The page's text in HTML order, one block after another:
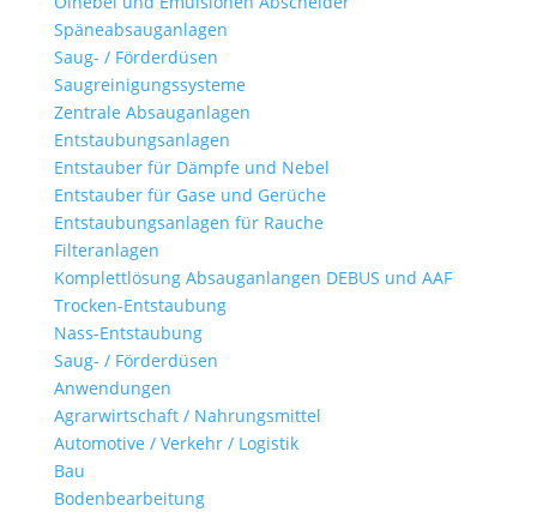
Späneabsauganlagen
Saug- / Förderdüsen
Saugreinigungssysteme
Zentrale Absauganlagen
Entstaubungsanlagen
Entstauber für Dämpfe und Nebel
Entstauber für Gase und Gerüche
Entstaubungsanlagen für Rauche
Filteranlagen
Komplettlösung Absauganlangen DEBUS und AAF
Trocken-Entstaubung
Nass-Entstaubung
Saug- / Förderdüsen
Anwendungen
Agrarwirtschaft / Nahrungsmittel
Automotive / Verkehr / Logistik
Bau
Bodenbearbeitung